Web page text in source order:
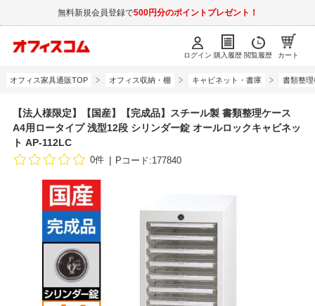
無料新規会員登録で500円分のポイントプレゼント！
ログイン 購入履歴 閲覧履歴 カート
オフィス家具通販TOP オフィス収納・棚 キャビネット・書庫 書類整
【法人様限定】【国産】【完成品】スチール製 書類整理ケース
A4用ロータイプ 浅型12段 シリンダー錠 オールロックキャビネッ
ト AP-112LC
0件 Pコード:177840